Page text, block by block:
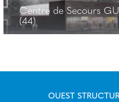
Centre de Secours
(44)
(44)
OUEST